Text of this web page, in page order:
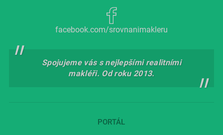
facebook.com/srovnanimakleru
Spojujeme vás s nejlepšími realitními
makléři. Od roku 2013.
PORTÁL